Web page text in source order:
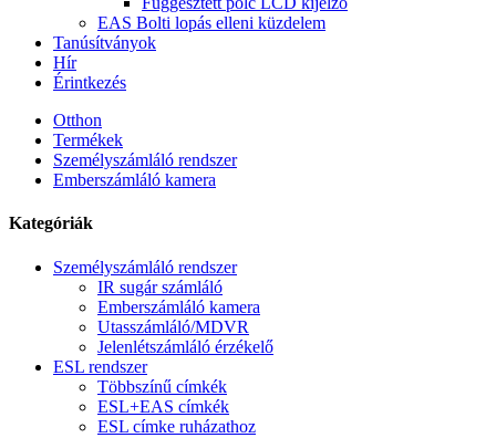
EAS Bolti lopás elleni küzdelem
Tanúsítványok
Hír
Érintkezés
Otthon
Termékek
Személyszámláló rendszer
Emberszámláló kamera
Kategóriák
Személyszámláló rendszer
IR sugár számláló
Emberszámláló kamera
Utasszámláló/MDVR
Jelenlétszámláló érzékelő
ESL rendszer
Többszínű címkék
ESL+EAS címkék
ESL címke ruházathoz